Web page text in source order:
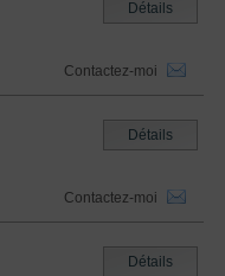
Détails
Contactez-moi
Détails
Contactez-moi
Détails